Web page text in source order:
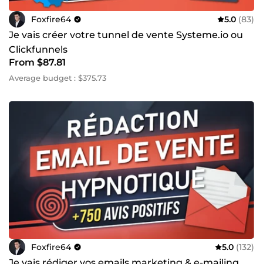
Foxfire64 5.0 (83)
Je vais créer votre tunnel de vente Systeme.io ou
Clickfunnels
From $87.81
Average budget : $375.73
Foxfire64 5.0 (132)